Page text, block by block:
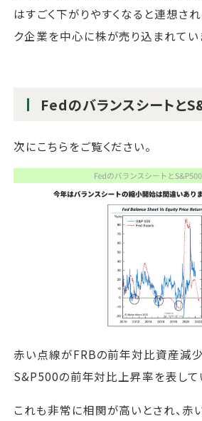
はすごく下がりやすくなると連想さ
ク企業を中心に株が売り込まれてい
Fedのバランスシートと
次にこちらをご覧ください。
赤い点線がFRBの前年対比資産減
S&P500の前年対比上昇率を表して
これも非常に相関が高いとされ、赤